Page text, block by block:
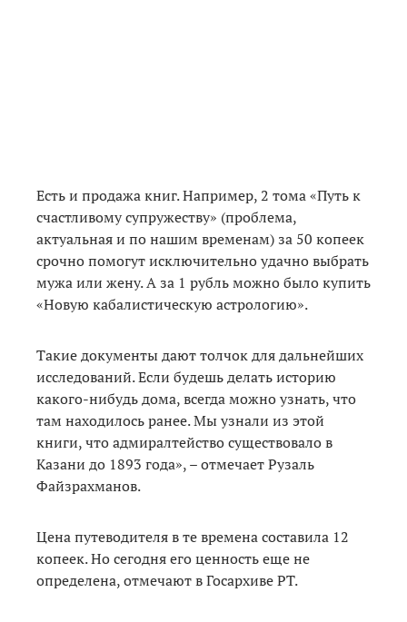
Есть и продажа книг. Например, 2 тома «Путь к
счастливому супружеству» (проблема,
актуальная и по нашим временам) за 50 копеек
срочно помогут исключительно удачно выбрать
мужа или жену. А за 1 рубль можно было купить
«Новую кабалистическую астрологию».
Такие документы дают толчок для дальнейших
исследований. Если будешь делать историю
какого-нибудь дома, всегда можно узнать, что
там находилось ранее. Мы узнали из этой
книги, что адмиралтейство существовало в
Казани до 1893 года», – отмечает Рузаль
Файзрахманов.
Цена путеводителя в те времена составила 12
копеек. Но сегодня его ценность еще не
определена, отмечают в Госархиве РТ.